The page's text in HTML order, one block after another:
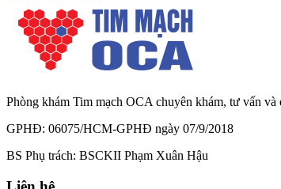
Phòng khám Tim mạch OCA chuyên khám, tư vấn
GPHĐ: 06075/HCM-GPHĐ ngày 07/9/2018
BS Phụ trách: BSCKII Phạm Xuân Hậu